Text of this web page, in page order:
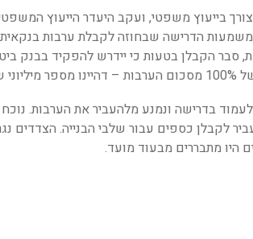
בייעוץ משפטי, ועקב היעדר הייעוץ
הדרישה שבחוזה לקבלת ערבות בנקאית
בדרישה ונמנע מלהעביר את הערבות.
לקבלן כספים עבור שלבי הבנייה.
היו מתבררים מבעוד מועד.